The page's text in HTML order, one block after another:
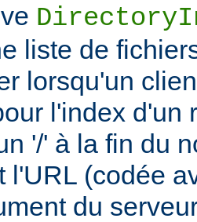
liste de
lorsqu'un
l'index d'un
'/' à la fin du
l'URL (codée
du